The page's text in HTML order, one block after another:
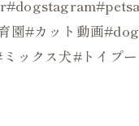
園#カット動画
ックス犬#トイプ